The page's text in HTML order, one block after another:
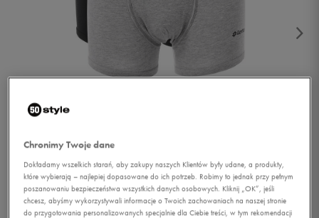
Chronimy Twoje dane
Dokładamy wszelkich starań, aby zakupy naszych Klientów były udane, a produkty,
które wybierają – najlepiej dopasowane do ich potrzeb. Robimy to jednak przy pełnym
poszanowaniu bezpieczeństwa wszystkich danych osobowych. Kliknij „OK”, jeśli
chcesz, abyśmy wykorzystywali informacje o Twoich zachowaniach na naszej stronie
do przygotowania personalizowanych specjalnie dla Ciebie treści, w tym rekomendacji